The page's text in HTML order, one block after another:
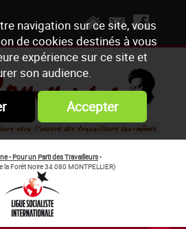
navigation sur ce site, vous
de cookies destinés à vous
expérience sur ce site et
son audience.
Accepter
- Pour un Parti des Travailleurs-
la Forêt Noire 34 080 MONTPELLIER)